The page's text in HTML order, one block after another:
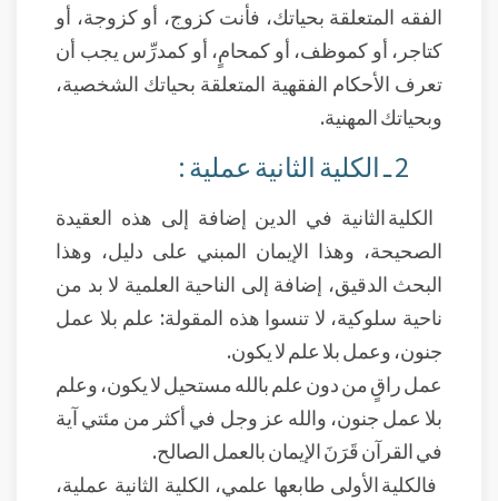
الفقه المتعلقة بحياتك، فأنت كزوج، أو كزوجة، أو
كتاجر، أو كموظف، أو كمحامٍ، أو كمدرِّس يجب أن
تعرف الأحكام الفقهية المتعلقة بحياتك الشخصية،
وبحياتك المهنية.
2 ـ الكلية الثانية عملية :
الكلية الثانية في الدين إضافة إلى هذه العقيدة
الصحيحة، وهذا الإيمان المبني على دليل، وهذا
البحث الدقيق، إضافة إلى الناحية العلمية لا بد من
ناحية سلوكية، لا تنسوا هذه المقولة: علم بلا عمل
جنون، وعمل بلا علم لا يكون.
عمل راقٍ من دون علم بالله مستحيل لا يكون، وعلم
بلا عمل جنون، والله عز وجل في أكثر من مئتي آية
في القرآن قَرَنَ الإيمان بالعمل الصالح.
فالكلية الأولى طابعها علمي، الكلية الثانية عملية،